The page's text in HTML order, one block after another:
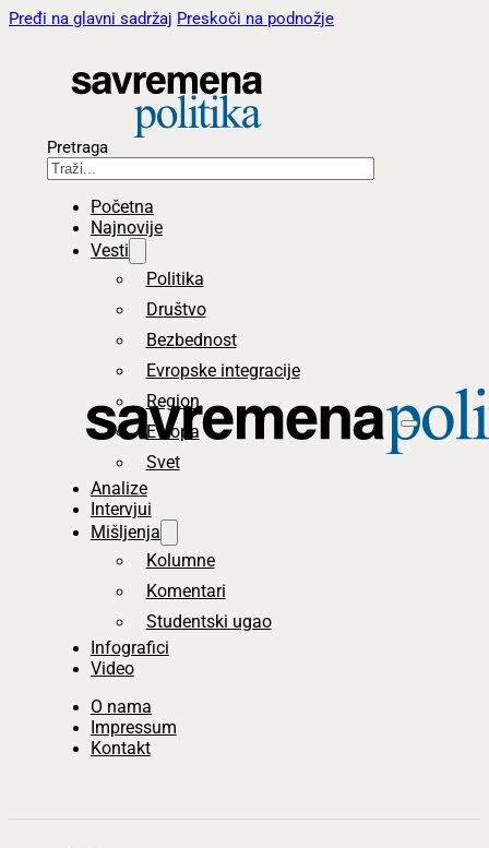
Pređi na glavni sadržaj Preskoči na podnožje
Pretraga
Početna
Najnovije
Vesti
Politika
Društvo
Bezbednost
Evropske integracije
Region
Evropa
Svet
Analize
Intervjui
Mišljenja
Kolumne
Komentari
Studentski ugao
Infografici
Video
O nama
Impressum
Kontakt